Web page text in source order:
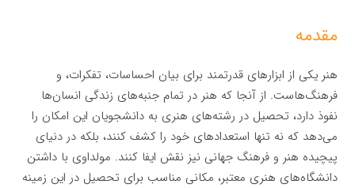
مقدمه
هنر یکی از ابزارهای قدرتمند برای بیان احساسات، تفکرات، و
فرهنگ‌هاست. از آنجا که هنر در تمام جنبه‌های زندگی انسان‌ها
نفوذ دارد، تحصیل در رشته‌های هنری به دانشجویان این امکان را
می‌دهد که نه تنها استعدادهای خود را کشف کنند، بلکه در دنیای
پیچیده هنر و فرهنگ جهانی نیز نقش ایفا کنند. مولداوی با داشتن
دانشگاه‌های هنری معتبر، مکانی مناسب برای تحصیل در این زمینه